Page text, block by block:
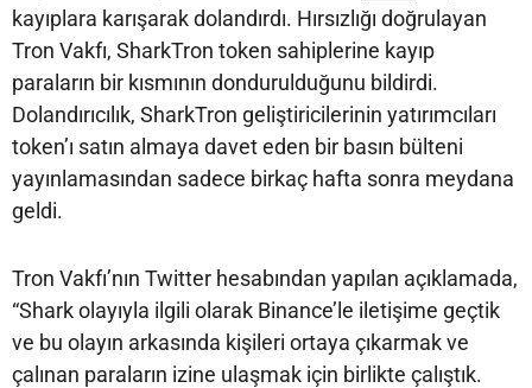
kayıplara karışarak dolandırdı. Hırsızlığı doğrulayan
Tron Vakfı, SharkTron token sahiplerine kayıp
paraların bir kısmının dondurulduğunu bildirdi.
Dolandırıcılık, SharkTron geliştiricilerinin yatırımcıları
token’ı satın almaya davet eden bir basın bülteni
yayınlamasından sadece birkaç hafta sonra meydana
geldi.
Tron Vakfı’nın Twitter hesabından yapılan açıklamada,
“Shark olayıyla ilgili olarak Binance’le iletişime geçtik
ve bu olayın arkasında kişileri ortaya çıkarmak ve
çalınan paraların izine ulaşmak için birlikte çalıştık.